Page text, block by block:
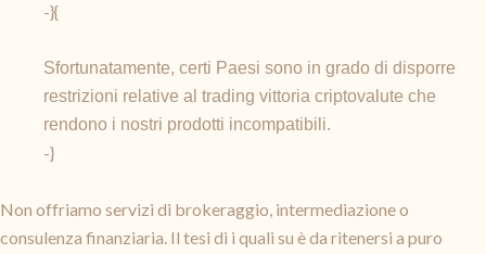
-}{
Sfortunatamente, certi Paesi sono in grado di disporre
restrizioni relative al trading vittoria criptovalute che
rendono i nostri prodotti incompatibili.
-}
Non offriamo servizi di brokeraggio, intermediazione o
consulenza finanziaria. Il tesi di i quali su è da ritenersi a puro